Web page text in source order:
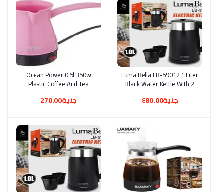
أضف إلى السلة
Luma Bella LB-59012 1 Liter
Black Water Kettle With 2
جنية880.00
أضف إلى السلة
Ocean Power 0.5l 350w
Plastic Coffee And Tea
جنية270.00